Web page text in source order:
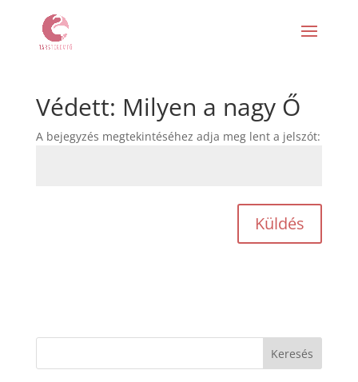
Védett: Milyen a nagy Ő
A bejegyzés megtekintéséhez adja meg lent a jelszót:
Küldés